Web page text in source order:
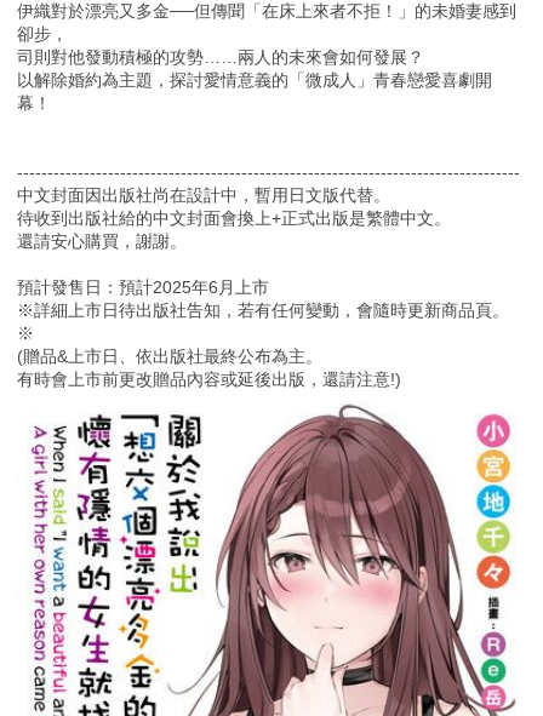
伊織對於漂亮又多金──但傳聞「在床上來者不拒！」的未婚妻感到
卻步，
司則對他發動積極的攻勢……兩人的未來會如何發展？
以解除婚約為主題，探討愛情意義的「微成人」青春戀愛喜劇開
幕！
-----------------------------------------------------------------------------------
中文封面因出版社尚在設計中，暫用日文版代替。
待收到出版社給的中文封面會換上+正式出版是繁體中文。
還請安心購買，謝謝。
預計發售日：預計2025年6月上市
※詳細上市日待出版社告知，若有任何變動，會隨時更新商品頁。
※
(贈品&上市日、依出版社最終公布為主。
有時會上市前更改贈品內容或延後出版，還請注意!)